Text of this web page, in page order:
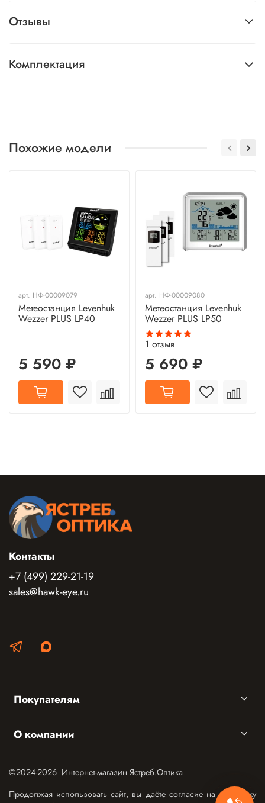
Отзывы
Комплектация
Похожие модели
арт. НФ-00009079
Метеостанция Levenhuk
Wezzer PLUS LP40
5 590 ₽
арт. НФ-00009080
Метеостанция Levenhuk
Wezzer PLUS LP50
1 отзыв
5 690 ₽
Покупателям
О компании
Контакты
+7 (499) 229-21-19
sales@hawk-eye.ru
©2024-2026 Интернет-магазин Ястреб.Оптика
Продолжая использовать сайт, вы даёте согласие на обработку